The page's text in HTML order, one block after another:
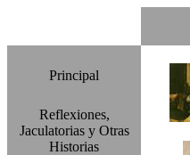
Principal
Reflexiones,
Jaculatorias y Otras
Historias